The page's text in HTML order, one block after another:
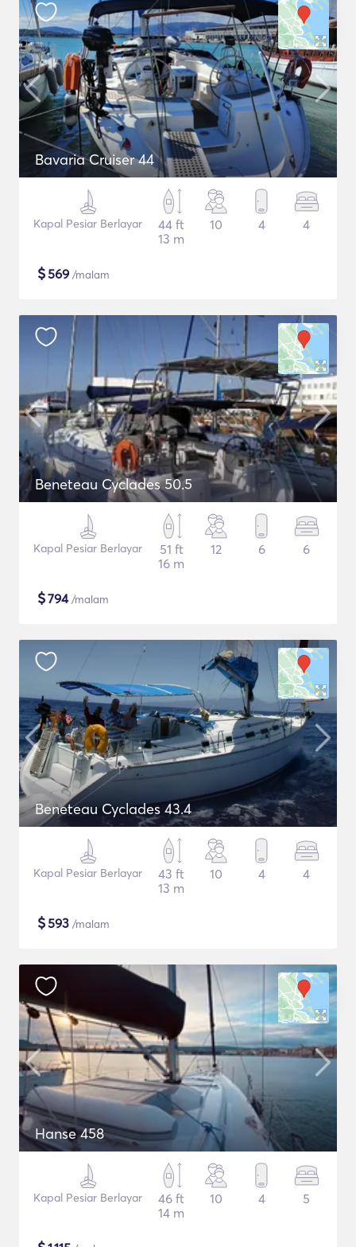
Bavaria Cruiser 44
Kapal Pesiar Berlayar
44 ft
13 m
10 4 4
$569 /malam
Beneteau Cyclades 50.5
Kapal Pesiar Berlayar
51 ft
16 m
12 6 6
$794/malam
Beneteau Cyclades 43.4
Kapal Pesiar Berlayar
43 ft
13 m
10 4 4
$593 /malam
Hanse 458
Kapal Pesiar Berlayar
46 ft
14 m
10 4 5